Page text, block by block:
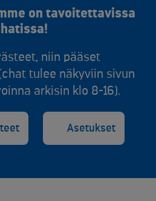
on tavoitettavissa
niin pääset
tulee näkyviin sivun
arkisin klo 8-16).
Asetukset